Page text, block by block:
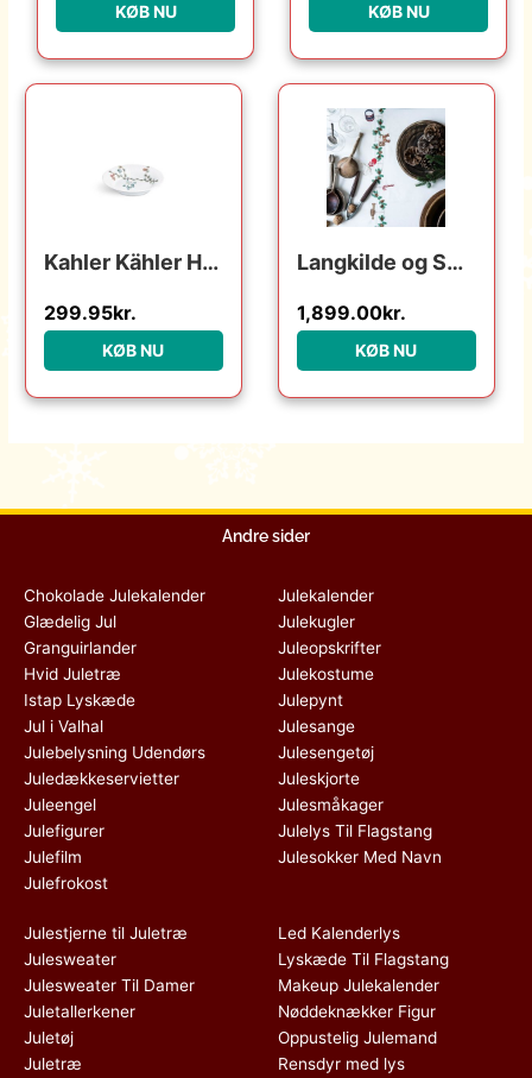
KØB NU KØB NU
Kahler Kähler Hammershøi Christmas – Dyb Tallerken – Ø21 cm. : Erling Christensen Møbler : Erling Christensen Møbler
299.95kr.
KØB NU
Langkilde og Søn Langkilde & Søn – Juledug med broderi – 140 x 340 cm. : Erling Christensen Møbler : Erling Christensen Møbler
1,899.00kr.
KØB NU
Andre sider
Chokolade Julekalender
Glædelig Jul
Granguirlander
Hvid Juletræ
Istap Lyskæde
Jul i Valhal
Julebelysning Udendørs
Juledækkeservietter
Juleengel
Julefigurer
Julefilm
Julefrokost
Julekalender
Julekugler
Juleopskrifter
Julekostume
Julepynt
Julesange
Julesengetøj
Juleskjorte
Julesmåkager
Julelys Til Flagstang
Julesokker Med Navn
Julestjerne til Juletræ
Julesweater
Julesweater Til Damer
Juletallerkener
Juletøj
Juletræ
Led Kalenderlys
Lyskæde Til Flagstang
Makeup Julekalender
Nøddeknækker Figur
Oppustelig Julemand
Rensdyr med lys